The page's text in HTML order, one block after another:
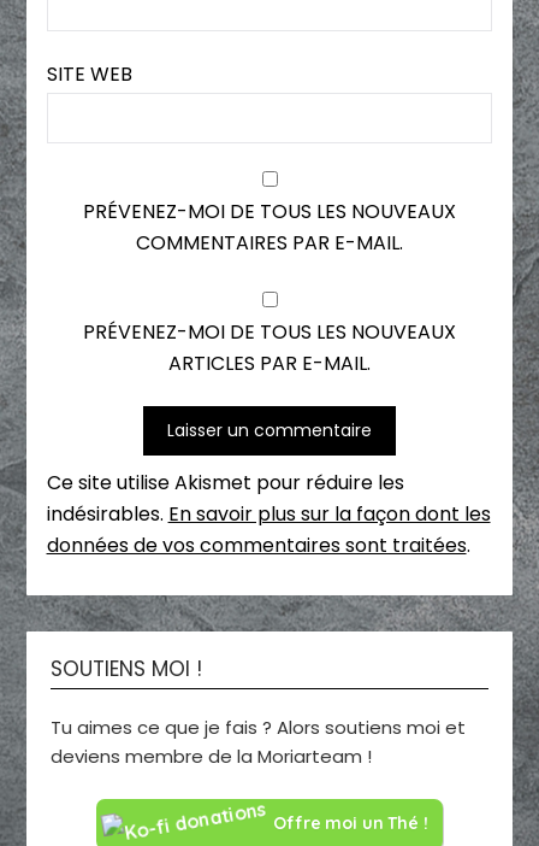
SITE WEB
PRÉVENEZ-MOI DE TOUS LES NOUVEAUX
COMMENTAIRES PAR E-MAIL.
PRÉVENEZ-MOI DE TOUS LES NOUVEAUX
ARTICLES PAR E-MAIL.
Ce site utilise Akismet pour réduire les
indésirables. En savoir plus sur la façon dont les
données de vos commentaires sont traitées.
SOUTIENS MOI !
Tu aimes ce que je fais ? Alors soutiens moi et
deviens membre de la Moriarteam !
Offre moi un Thé !